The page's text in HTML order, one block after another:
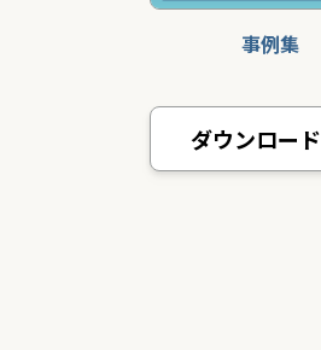
事例集
ダウンロード